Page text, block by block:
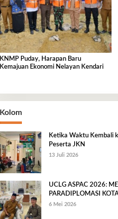
KNMP Puday, Harapan Baru
Kemajuan Ekonomi Nelayan Kendari
Kolom
Ketika Waktu Kembali
Peserta JKN
13 Juli 2026
UCLG ASPAC 2026:
PARADIPLOMASI
6 Mei 2026